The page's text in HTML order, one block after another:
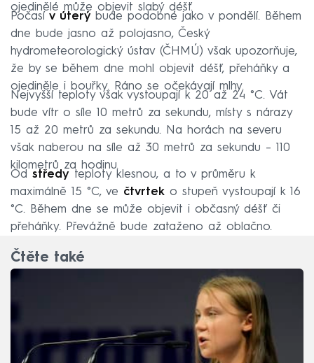
ojedinělé může objevit slabý déšť.
Počasí v úterýbude podobné jako v pondělí. Během
dne bude jasno až polojasno, Český
hydrometeorologický ústav (ČHMÚ) však upozorňuje,
že by se během dne mohl objevit déšť, přeháňky a
ojediněle i bouřky. Ráno se očekávají mlhy.
Nejvyšší teploty však vystoupají k 20 až 24 °C. Vát
bude vítr o síle 10 metrů za sekundu, místy s nárazy
15 až 20 metrů za sekundu. Na horách na severu
však naberou na síle až 30 metrů za sekundu – 110
kilometrů za hodinu.
Od středy teploty klesnou, a to v průměru k
maximálně 15 °C, ve čtvrtek o stupeň vystoupají k 16
°C. Během dne se může objevit i občasný déšť či
přeháňky. Převážně bude zataženo až oblačno.
Čtěte také